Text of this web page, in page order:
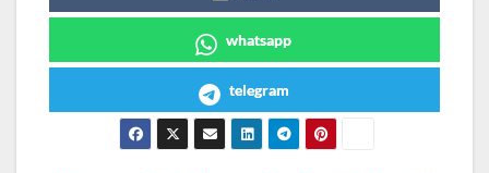
whatsapp
telegram